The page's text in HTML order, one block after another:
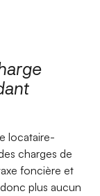
locataire-
charges de
foncière et
plus aucun